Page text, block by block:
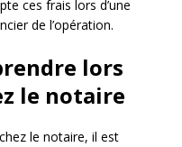
ces frais lors d’une
de l’opération.
lors
le notaire
le notaire, il est